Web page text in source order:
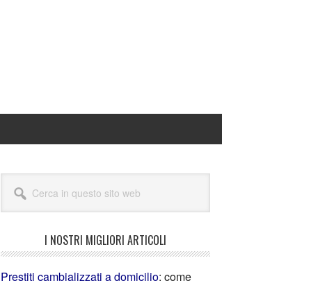
I NOSTRI MIGLIORI ARTICOLI
Prestiti cambializzati a domicilio: come